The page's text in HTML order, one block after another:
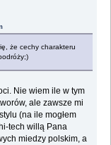
że cechy charakteru
Nie wiem ile w tym
ale zawsze mi
(na ile mogłem
tech willą Pana
miedzy polskim, a